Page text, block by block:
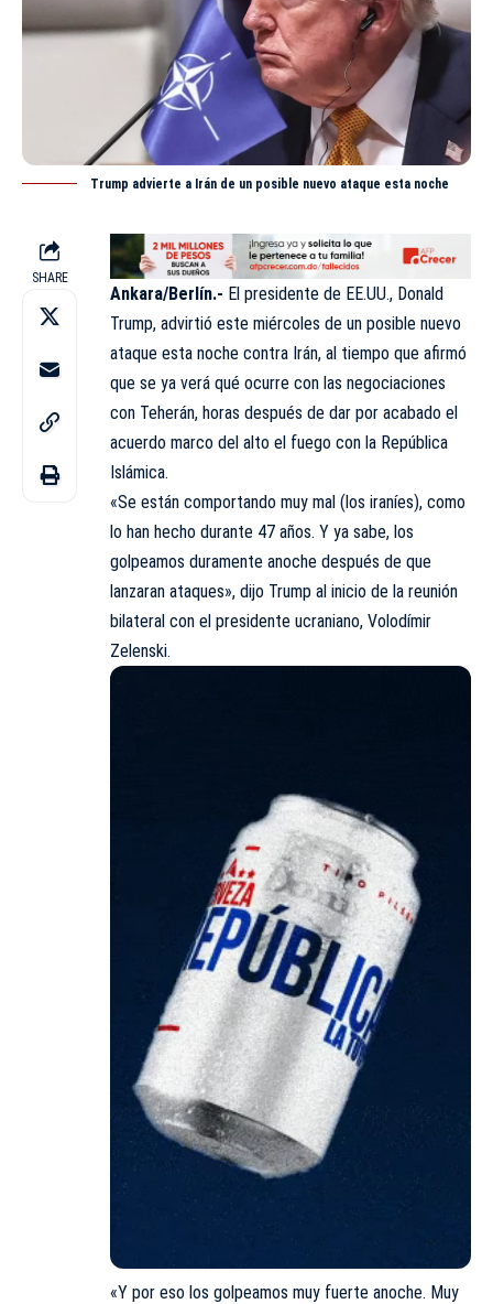
Trump advierte a Irán de un posible nuevo ataque esta noche
SHARE
Ankara/Berlín.- El presidente de EE.UU., Donald
Trump, advirtió este miércoles de un posible nuevo
ataque esta noche contra Irán, al tiempo que afirmó
que se ya verá qué ocurre con las negociaciones
con Teherán, horas después de dar por acabado el
acuerdo marco del alto el fuego con la República
Islámica.
«Se están comportando muy mal (los iraníes), como
lo han hecho durante 47 años. Y ya sabe, los
golpeamos duramente anoche después de que
lanzaran ataques», dijo Trump al inicio de la reunión
bilateral con el presidente ucraniano, Volodímir
Zelenski.
«Y por eso los golpeamos muy fuerte anoche. Muy